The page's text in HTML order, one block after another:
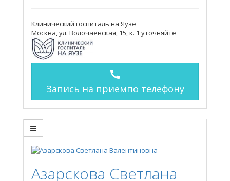
Клинический госпиталь на Яузе
Москва, ул. Волочаевская, 15, к. 1 уточняйте
call
Запись на приемпо телефону
Азарскова Светлана